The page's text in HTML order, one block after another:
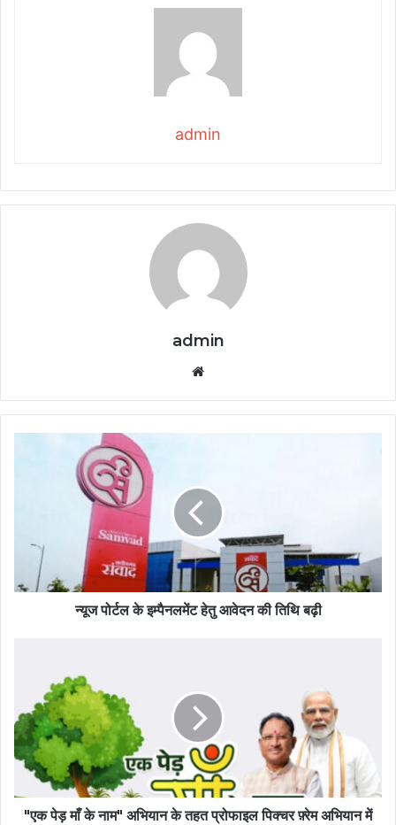
admin
admin
न्यूज पोर्टल के इम्पैनलमेंट हेतु आवेदन की तिथि बढ़ी
"एक पेड़ माँ के नाम" अभियान के तहत प्रोफाइल पिक्चर फ़्रेम अभियान में